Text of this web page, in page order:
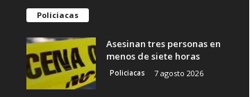
Policiacas
Asesinan tres personas en
menos de siete horas
Policiacas 7 agosto 2026